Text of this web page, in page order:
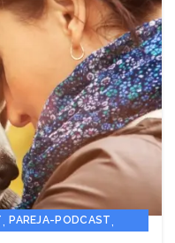
,PAREJA-PODCAST,